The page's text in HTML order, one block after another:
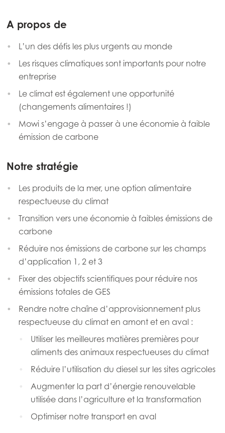
A propos de
L’un des défis les plus urgents au monde
Les risques climatiques sont importants pour notre
entreprise
Le climat est également une opportunité
(changements alimentaires !)
Mowi s’engage à passer à une économie à faible
émission de carbone
Notre stratégie
Les produits de la mer, une option alimentaire
respectueuse du climat
Transition vers une économie à faibles émissions de
carbone
Réduire nos émissions de carbone sur les champs
d’application 1, 2 et 3
Fixer des objectifs scientifiques pour réduire nos
émissions totales de GES
Rendre notre chaîne d’approvisionnement plus
respectueuse du climat en amont et en aval :
Utiliser les meilleures matières premières pour
aliments des animaux respectueuses du climat
Réduire l’utilisation du diesel sur les sites agricoles
Augmenter la part d’énergie renouvelable
utilisée dans l’agriculture et la transformation
Optimiser notre transport en aval